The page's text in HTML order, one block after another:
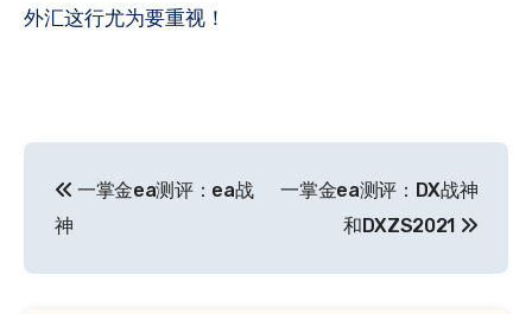
外汇这行尤为要重视！
章
导
一掌金ea测评：ea战
神
一掌金ea测评：DX战神
和DXZS2021